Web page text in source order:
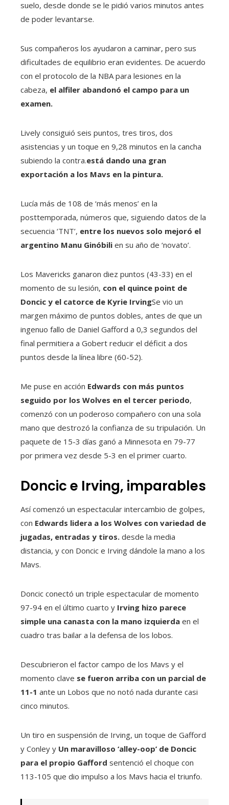
suelo, desde donde se le pidió varios minutos antes
de poder levantarse.
Sus compañeros los ayudaron a caminar, pero sus
dificultades de equilibrio eran evidentes. De acuerdo
con el protocolo de la NBA para lesiones en la
cabeza, el alfiler abandonó el campo para un
examen.
Lively consiguió seis puntos, tres tiros, dos
asistencias y un toque en 9,28 minutos en la cancha
subiendo la contra.está dando una gran
exportación a los Mavs en la pintura.
Lucía más de 108 de ‘más menos’ en la
posttemporada, números que, siguiendo datos de la
secuencia ‘TNT’, entre los nuevos solo mejoró el
argentino Manu Ginóbili en su año de ‘novato’.
Los Mavericks ganaron diez puntos (43-33) en el
momento de su lesión, con el quince point de
Doncic y el catorce de Kyrie IrvingSe vio un
margen máximo de puntos dobles, antes de que un
ingenuo fallo de Daniel Gafford a 0,3 segundos del
final permitiera a Gobert reducir el déficit a dos
puntos desde la línea libre (60-52).
Me puse en acción Edwards con más puntos
seguido por los Wolves en el tercer periodo,
comenzó con un poderoso compañero con una sola
mano que destrozó la confianza de su tripulación. Un
paquete de 15-3 días ganó a Minnesota en 79-77
por primera vez desde 5-3 en el primer cuarto.
Doncic e Irving, imparables
Así comenzó un espectacular intercambio de golpes,
con Edwards lidera a los Wolves con variedad de
jugadas, entradas y tiros. desde la media
distancia, y con Doncic e Irving dándole la mano a los
Mavs.
Doncic conectó un triple espectacular de momento
97-94 en el último cuarto y Irving hizo parece
simple una canasta con la mano izquierda en el
cuadro tras bailar a la defensa de los lobos.
Descubrieron el factor campo de los Mavs y el
momento clave se fueron arriba con un parcial de
11-1 ante un Lobos que no notó nada durante casi
cinco minutos.
Un tiro en suspensión de Irving, un toque de Gafford
y Conley y Un maravilloso ‘alley-oop’ de Doncic
para el propio Gafford sentenció el choque con
113-105 que dio impulso a los Mavs hacia el triunfo.